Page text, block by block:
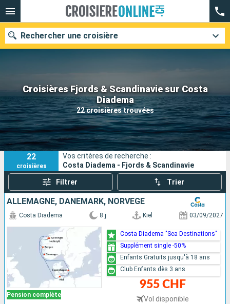
Croisières Fjords & Scandinavie sur Costa
Diadema
22 croisières trouvées
Rechercher une croisière
Nos destinations
Mois de départ
Ports Compagnies
Rechercher
22
croisières
Vos critères de recherche :
Costa Diadema - Fjords & Scandinavie
Filtrer Trier
ALLEMAGNE, DANEMARK, NORVÈGE
Pension complète
Costa Diadema 8 j Kiel 03/09/2027
955 CHF
Vol disponible
Costa Diadema "Sea Destinations"
Supplément single -50%
Enfants Gratuits jusqu'à 18 ans
Club Enfants dès 3 ans